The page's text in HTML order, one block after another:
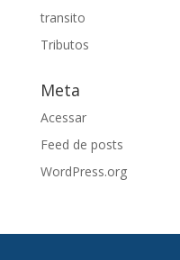
transito
Tributos
Meta
Acessar
Feed de posts
WordPress.org